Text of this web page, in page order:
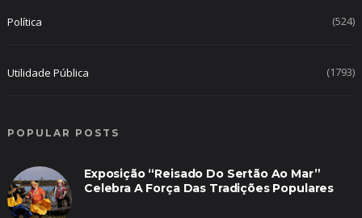
Política (524)
Utilidade Pública (1793)
POPULAR POSTS
Exposição “Reisado Do Sertão Ao Mar”
Celebra A Força Das Tradições Populares